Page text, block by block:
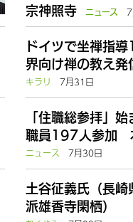
宗神照寺
ニュース
ドイツで坐禅指
界向け禅の教え発
キラリ
7月31日
「住職総参拝」
職員197人参加
ニュース
7月30日
土谷征義氏（長崎
派雄香寺閑栖）